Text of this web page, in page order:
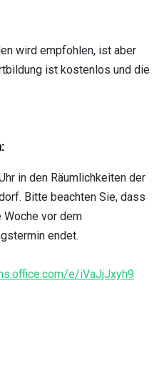
wird empfohlen, ist aber
ist kostenlos und die
in den Räumlichkeiten der
Bitte beachten Sie, dass
vor dem
endet.
e/iVaJjJxyh9